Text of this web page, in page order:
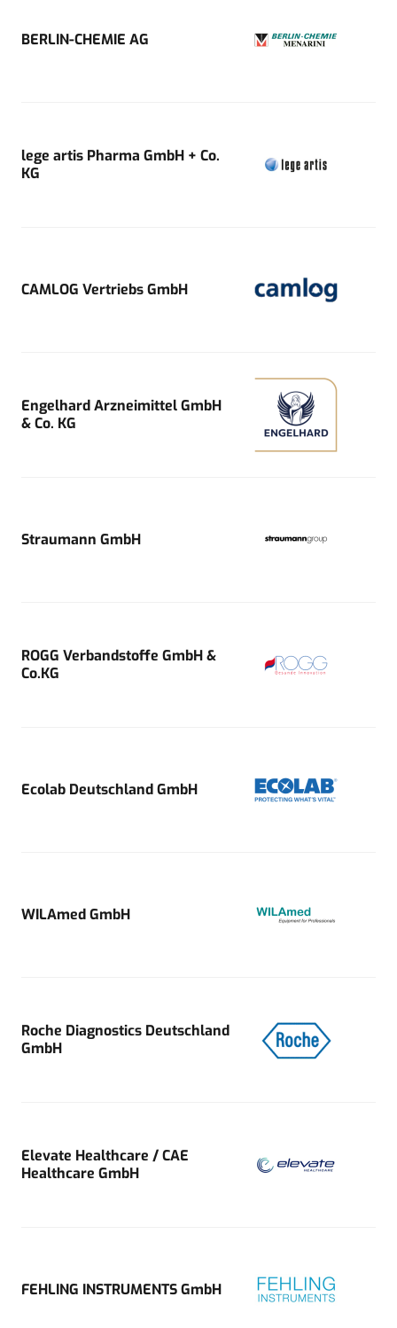
BERLIN-CHEMIE AG
lege artis Pharma GmbH + Co.
KG
CAMLOG Vertriebs GmbH
Engelhard Arzneimittel GmbH
& Co. KG
Straumann GmbH
ROGG Verbandstoffe GmbH &
Co.KG
Ecolab Deutschland GmbH
WILAmed GmbH
Roche Diagnostics Deutschland
GmbH
Elevate Healthcare / CAE
Healthcare GmbH
FEHLING INSTRUMENTS GmbH